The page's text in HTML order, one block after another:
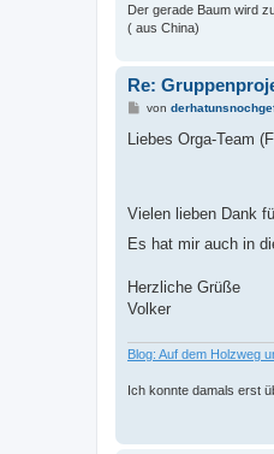
Der gerade Baum wird
( aus China)
Re:
B
i
von
Liebes Orga-Team
Vielen lieben Dank
Es hat mir auch in
Herzliche Grüße
Volker
Blog: Auf dem Holzweg
Ich konnte damals erst